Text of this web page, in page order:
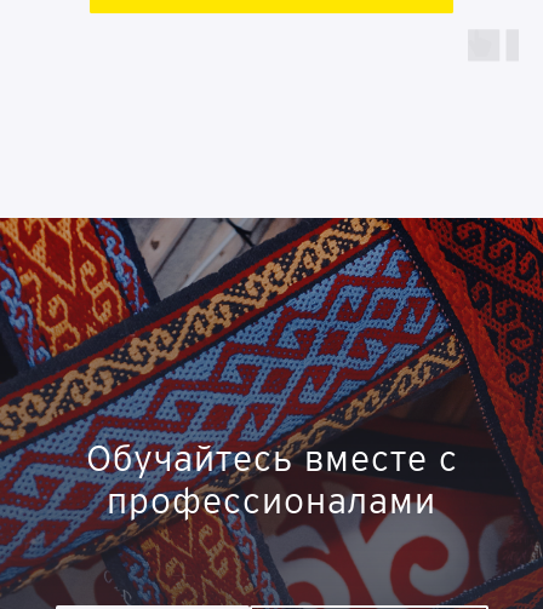
Обучайтесь вместе с
профессионалами